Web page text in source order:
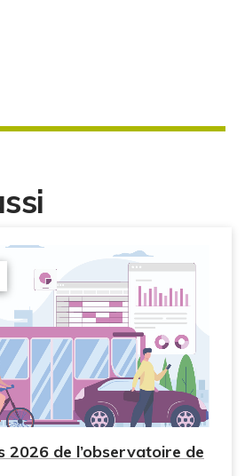
2026 de l’observatoire de